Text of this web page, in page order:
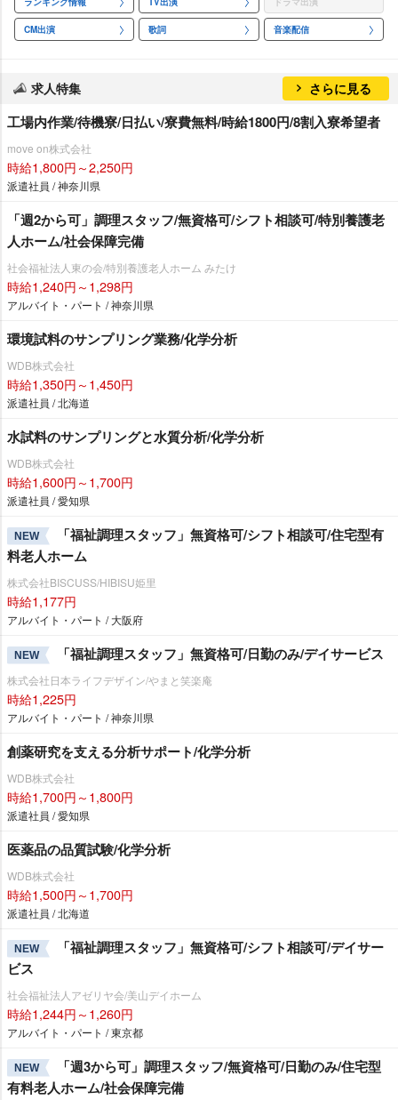
CM出演 歌詞 音楽配信
求人特集 さらに見る
工場内作業/待機寮/日払い/寮費無料/時給1800円/8割入寮希望者
move on株式会社
時給1,800円～2,250円
派遣社員 / 神奈川県
「週2から可」調理スタッフ/無資格可/シフト相談可/特別養護老
人ホーム/社会保障完備
社会福祉法人東の会/特別養護老人ホーム みたけ
時給1,240円～1,298円
アルバイト・パート / 神奈川県
環境試料のサンプリング業務/化学分析
WDB株式会社
時給1,350円～1,450円
派遣社員 / 北海道
水試料のサンプリングと水質分析/化学分析
WDB株式会社
時給1,600円～1,700円
派遣社員 / 愛知県
NEW
「福祉調理スタッフ」無資格可/シフト相談可/住宅型有
料老人ホーム
株式会社BISCUSS/HIBISU姫里
時給1,177円
アルバイト・パート / 大阪府
NEW 「福祉調理スタッフ」無資格可/日勤のみ/デイサービス
株式会社日本ライフデザイン/やまと笑楽庵
時給1,225円
アルバイト・パート / 神奈川県
創薬研究を支える分析サポート/化学分析
WDB株式会社
時給1,700円～1,800円
派遣社員 / 愛知県
医薬品の品質試験/化学分析
WDB株式会社
時給1,500円～1,700円
派遣社員 / 北海道
NEW
「福祉調理スタッフ」無資格可/シフト相談可/デイサー
ビス
社会福祉法人アゼリヤ会/美山デイホーム
時給1,244円～1,260円
アルバイト・パート / 東京都
NEW
「週3から可」調理スタッフ/無資格可/日勤のみ/住宅型
有料老人ホーム/社会保障完備